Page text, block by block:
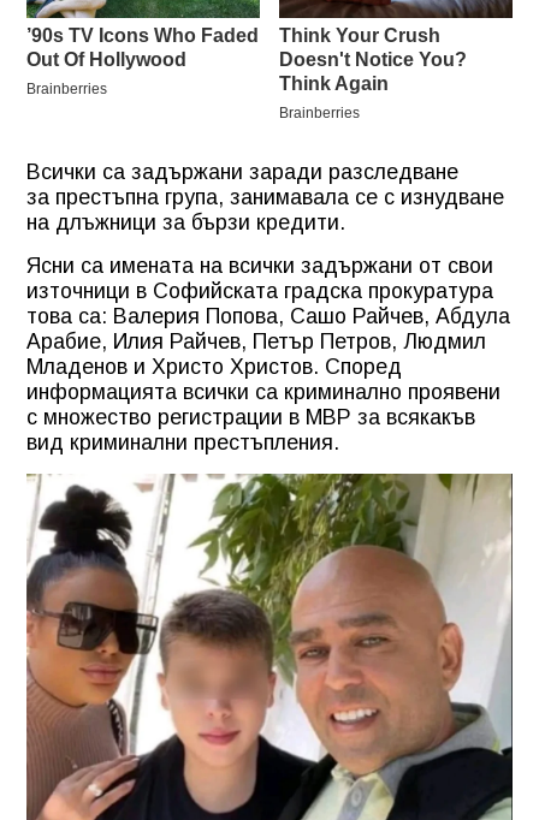
Всички са задържани заради разследване
за престъпна група, занимавала се с изнудване
на длъжници за бързи кредити.
Ясни са имената на всички задържани от свои
източници в Софийската градска прокуратура
това са: Валерия Попова, Сашо Райчев, Абдула
Арабие, Илия Райчев, Петър Петров, Людмил
Младенов и Христо Христов. Според
информацията всички са криминално проявени
с множество регистрации в МВР за всякакъв
вид криминални престъпления.